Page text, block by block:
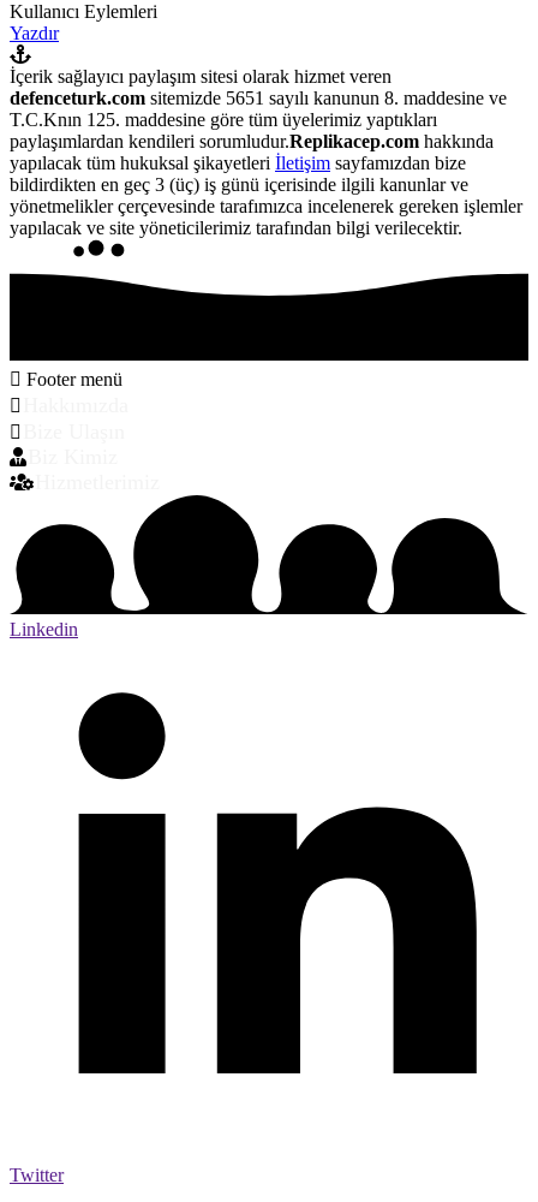
Kullanıcı Eylemleri
Yazdır
İçerik sağlayıcı paylaşım sitesi olarak hizmet veren
defenceturk.com sitemizde 5651 sayılı kanunun 8. maddesine ve
T.C.Knın 125. maddesine göre tüm üyelerimiz yaptıkları
paylaşımlardan kendileri sorumludur.Replikacep.com hakkında
yapılacak tüm hukuksal şikayetleri İletişim sayfamızdan bize
bildirdikten en geç 3 (üç) iş günü içerisinde ilgili kanunlar ve
yönetmelikler çerçevesinde tarafımızca incelenerek gereken işlemler
yapılacak ve site yöneticilerimiz tarafından bilgi verilecektir.
Footer menü
Linkedin
Twitter